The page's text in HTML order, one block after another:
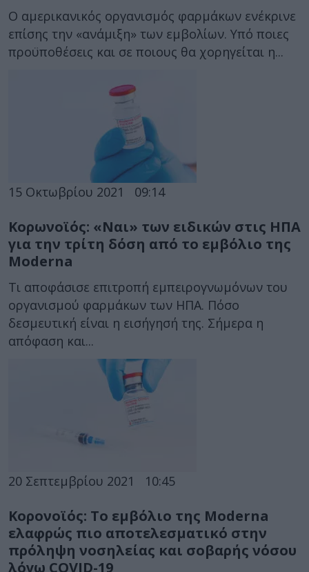
Ο αμερικανικός οργανισμός φαρμάκων ενέκρινε
επίσης την «ανάμιξη» των εμβολίων. Υπό ποιες
προϋποθέσεις και σε ποιους θα χορηγείται η...
15 Οκτωβρίου 2021 09:14
Κορωνοϊός: «Ναι» των ειδικών στις ΗΠΑ
για την τρίτη δόση από το εμβόλιο της
Moderna
Τι αποφάσισε επιτροπή εμπειρογνωμόνων του
οργανισμού φαρμάκων των ΗΠΑ. Πόσο
δεσμευτική είναι η εισήγησή της. Σήμερα η
απόφαση και...
20 Σεπτεμβρίου 2021 10:45
Κορονοϊός: Το εμβόλιο της Moderna
ελαφρώς πιο αποτελεσματικό στην
πρόληψη νοσηλείας και σοβαρής νόσου
λόγω COVID-19